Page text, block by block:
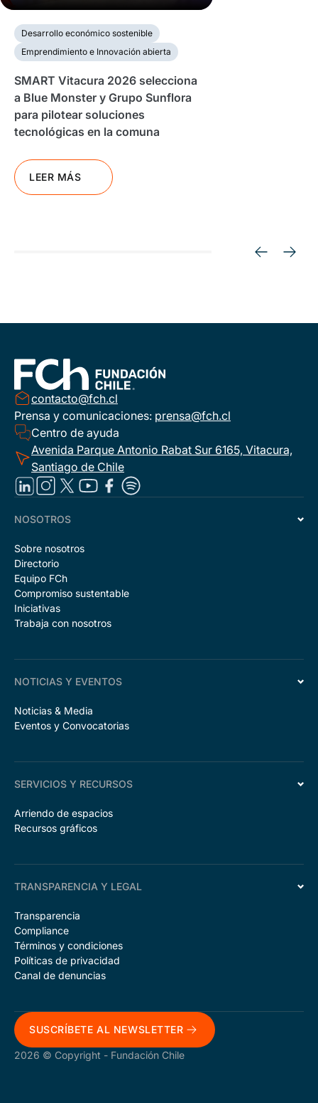
Desarrollo económico sostenible
Emprendimiento e Innovación abierta
SMART Vitacura 2026 selecciona
a Blue Monster y Grupo Sunflora
para pilotear soluciones
tecnológicas en la comuna
LEER MÁS
contacto@fch.cl
Prensa y comunicaciones: prensa@fch.cl
Centro de ayuda
Avenida Parque Antonio Rabat Sur 6165, Vitacura,
Santiago de Chile
NOSOTROS
Sobre nosotros
Directorio
Equipo FCh
Compromiso sustentable
Iniciativas
Trabaja con nosotros
NOTICIAS Y EVENTOS
Noticias & Media
Eventos y Convocatorias
SERVICIOS Y RECURSOS
Arriendo de espacios
Recursos gráficos
TRANSPARENCIA Y LEGAL
Transparencia
Compliance
Términos y condiciones
Políticas de privacidad
Canal de denuncias
SUSCRÍBETE AL NEWSLETTER
2026 © Copyright - Fundación Chile